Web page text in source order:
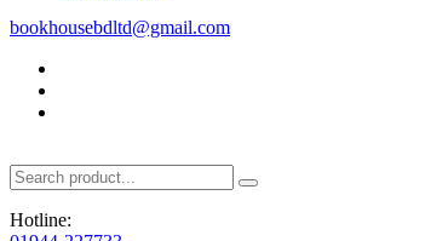
bookhousebdltd@gmail.com
Hotline: